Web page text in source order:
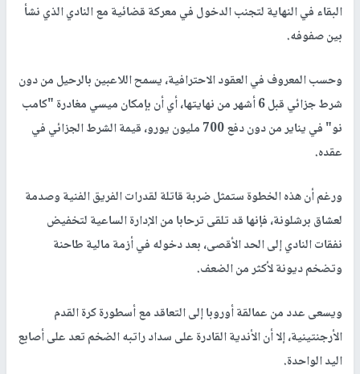
البقاء في النهاية لتجنب الدخول في معركة قضائية مع النادي الذي نشأ
بين صفوفه.
وحسب المعروف في العقود الاحترافية، يسمح اللاعبين بالرحيل من دون
شرط جزائي قبل 6 أشهر من نهايتها، أي أن بإمكان ميسي مغادرة "كامب
نو" في يناير من دون دفع 700 مليون يورو، قيمة الشرط الجزائي في
عقده.
ورغم أن هذه الخطوة ستمثل ضربة قاتلة لقدرات الفريق الفنية وصدمة
لعشاق برشلونة، فإنها قد تلقى ترحابا من الإدارة الساعية لتخفيض
نفقات النادي إلى الحد الأقصى، بعد دخوله في أزمة مالية طاحنة
وتضخم ديونة لأكثر من الضعف.
ويسعى عدد من عمالقة أوروبا إلى التعاقد مع أسطورة كرة القدم
الأرجنتينية، إلا أن الأندية القادرة على سداد راتبه الضخم تعد على أصابع
اليد الواحدة.